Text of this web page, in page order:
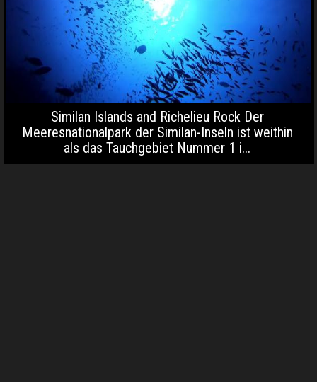
Similan Islands and Richelieu Rock Der
Meeresnationalpark der Similan-Inseln ist weithin
als das Tauchgebiet Nummer 1 i...